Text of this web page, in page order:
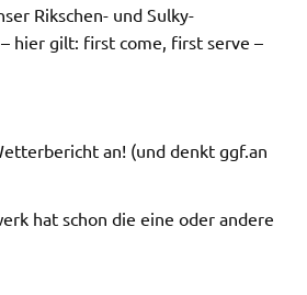
Rikschen- und Sulky-
hier gilt: first come, first serve –
an! (und denkt ggf.an
hat schon die eine oder andere